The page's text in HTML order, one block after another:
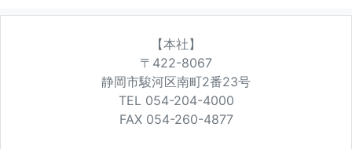
【本社】
〒422-8067
静岡市駿河区南町2番23号
TEL 054-204-4000
FAX 054-260-4877